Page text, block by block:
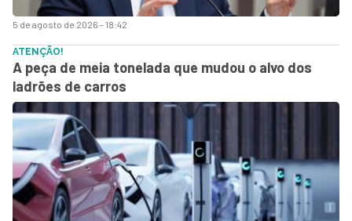
5 de agosto de 2026 - 18:42
ATENÇÃO!
A peça de meia tonelada que mudou o alvo dos
ladrões de carros